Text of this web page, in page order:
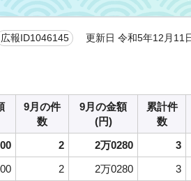
広報ID1046145 更新日 令和5年12月11
9月の件
数
9月の金額
(円)
累計件
数
2 2万0280 3
2 2万0280 3